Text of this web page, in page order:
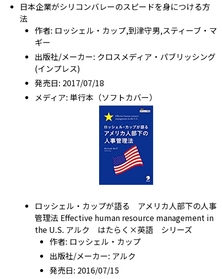
日本企業がシリコンバレーのスピードを身につける方
法
作者: ロッシェル・カップ,到津守男,スティーブ・マ
ギー
出版社/メーカー: クロスメディア・パブリッシング
(インプレス)
発売日: 2017/07/18
メディア: 単行本（ソフトカバー）
ロッシェル・カップが語る アメリカ人部下の人事
管理法 Effective human resource management in
the U.S. アルク はたらく×英語 シリーズ
作者: ロッシェル・カップ
出版社/メーカー: アルク
発売日: 2016/07/15